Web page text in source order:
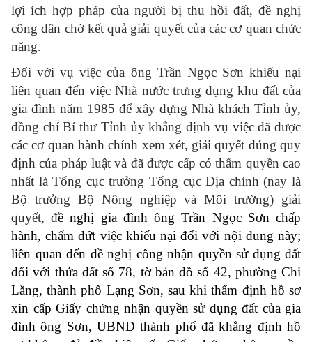
lợi ích hợp pháp của người bị thu hồi đất, đề nghị
công dân chờ kết quả giải quyết của các cơ quan chức
năng.
Đối với vụ việc của ông Trần Ngọc Sơn khiếu nại
liên quan đến việc Nhà nước trưng dụng khu đất của
gia đình năm 1985 để xây dựng Nhà khách Tỉnh ủy,
đồng chí Bí thư Tỉnh ủy khẳng định vụ việc đã được
các cơ quan hành chính xem xét, giải quyết đúng quy
định của pháp luật và đã được cấp có thẩm quyền cao
nhất là Tổng cục trưởng Tổng cục Địa chính (nay là
Bộ trưởng Bộ Nông nghiệp và Môi trường) giải
quyết, đề nghị gia đình ông Trần Ngọc Sơn chấp
hành, chấm dứt việc khiếu nại đối với nội dung này;
liên quan đến đề nghị công nhận quyền sử dụng đất
đối với thửa đất số 78, tờ bản đồ số 42, phường Chi
Lăng, thành phố Lạng Sơn, sau khi thẩm định hồ sơ
xin cấp Giấy chứng nhận quyền sử dụng đất của gia
đình ông Sơn, UBND thành phố đã khẳng định hồ